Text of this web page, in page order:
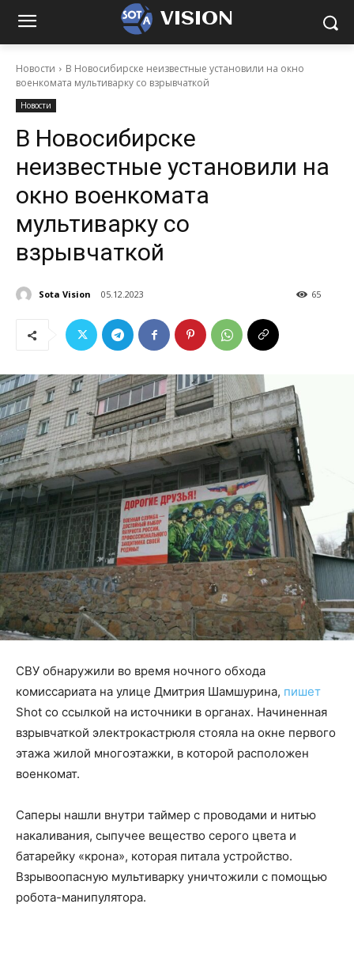
VISION
Новости
В Новосибирске неизвестные установили на окно
военкомата мультиварку со взрывчаткой
Новости
В Новосибирске
неизвестные установили на
окно военкомата
мультиварку со
взрывчаткой
Sota Vision 05.12.2023 65
СВУ обнаружили во время ночного обхода
комиссариата на улице Дмитрия Шамшурина, пишет
Shot со ссылкой на источники в органах. Начиненная
взрывчаткой электрокастрюля стояла на окне первого
этажа жилой многоэтажки, в которой расположен
военкомат.
Саперы нашли внутри таймер с проводами и нитью
накаливания, сыпучее вещество серого цвета и
батарейку «крона», которая питала устройство.
Взрывоопасную мультиварку уничтожили с помощью
робота-манипулятора.